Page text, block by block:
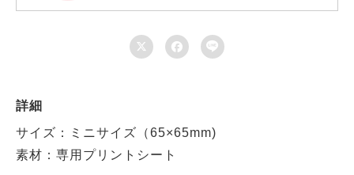
  
詳細
サイズ：ミニサイズ（65×65mm)
素材：専用プリントシート